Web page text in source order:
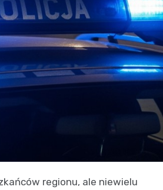
regionu, ale niewielu